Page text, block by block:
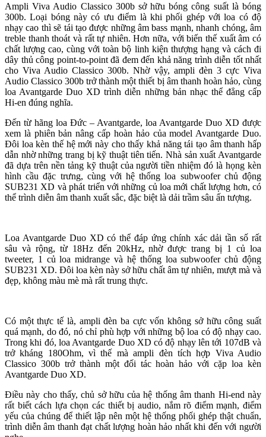
Ampli Viva Audio Classico 300b sở hữu bóng công suất là bóng
300b. Loại bóng này có ưu điểm là khi phối ghép với loa có độ
nhạy cao thì sẽ tái tạo được những âm bass mạnh, nhanh chóng, âm
treble thanh thoát và rất tự nhiên. Hơn nữa, với biến thế xuất âm có
chất lượng cao, cùng với toàn bộ linh kiện thượng hạng và cách đi
dây thủ công point-to-point đã đem đến khả năng trình diễn tốt nhất
cho Viva Audio Classico 300b. Nhờ vậy, ampli đèn 3 cực Viva
Audio Classico 300b trở thành một thiết bị âm thanh hoàn hảo, cùng
loa Avantgarde Duo XD trình diễn những bản nhạc thể đẳng cấp
Hi-en đúng nghĩa.
Đến từ hãng loa Đức – Avantgarde, loa Avantgarde Duo XD được
xem là phiên bản nâng cấp hoàn hảo của model Avantgarde Duo.
Đôi loa kèn thế hệ mới này cho thấy khả năng tái tạo âm thanh hấp
dẫn nhờ những trang bị kỹ thuật tiên tiến. Nhà sản xuất Avantgarde
đã dựa trên nền tảng kỹ thuật của người tiền nhiệm đó là họng kèn
hình cầu đặc trưng, cùng với hệ thống loa subwoofer chủ động
SUB231 XD và phát triển với những củ loa mới chất lượng hơn, có
thể trình diễn âm thanh xuất sắc, đặc biệt là dải trầm sâu ấn tượng.
Loa Avantgarde Duo XD có thể đáp ứng chính xác dải tần số rất
sâu và rộng, từ 18Hz đến 20kHz, nhờ được trang bị 1 củ loa
tweeter, 1 củ loa midrange và hệ thống loa subwoofer chủ động
SUB231 XD. Đôi loa kèn này sở hữu chất âm tự nhiên, mượt mà và
đẹp, không màu mè mà rất trung thực.
Có một thực tế là, ampli đèn ba cực vốn không sở hữu công suất
quá mạnh, do đó, nó chỉ phù hợp với những bộ loa có độ nhạy cao.
Trong khi đó, loa Avantgarde Duo XD có độ nhạy lên tới 107dB và
trở kháng 180Ohm, vì thế mà ampli đèn tích hợp Viva Audio
Classico 300b trở thành một đối tác hoàn hảo với cặp loa kèn
Avantgarde Duo XD.
Điều này cho thấy, chủ sở hữu của hệ thống âm thanh Hi-end này
rất biết cách lựa chọn các thiết bị audio, nắm rõ điểm mạnh, điểm
yếu của chúng để thiết lập nên một hệ thống phối ghép thật chuẩn,
trình diễn âm thanh đạt chất lượng hoàn hảo nhất khi đến với người